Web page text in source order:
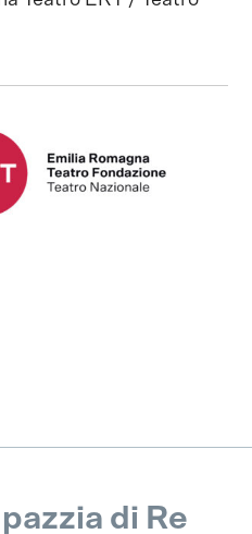
pazzia di Re